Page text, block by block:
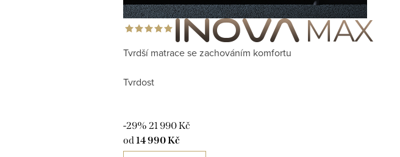
Tvrdší matrace se zachováním komfortu
Tvrdost
-29% 21 990 Kč
od14 990 Kč